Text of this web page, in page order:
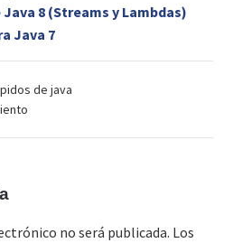
8 (Streams y Lambdas)
Java 7
de java
no será publicada. Los